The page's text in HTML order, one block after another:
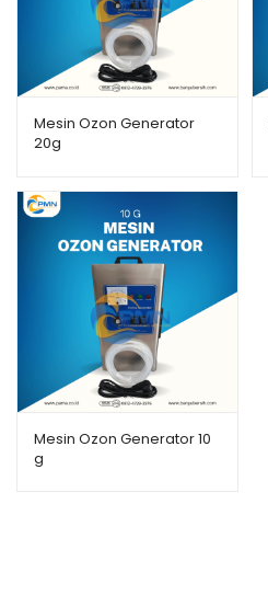
Mesin Ozon Generator
20g
Mesin Ozon Generator 10
g